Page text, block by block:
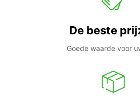
De beste
Goede waarde voor